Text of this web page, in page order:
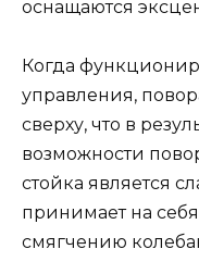
оснащаются
Когда
управления,
сверху, что в
возможности
стойка является
принимает на
смягчению